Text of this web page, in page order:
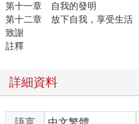
第十一章 自我的發明
第十二章 放下自我，享受生活
致謝
註釋
詳細資料